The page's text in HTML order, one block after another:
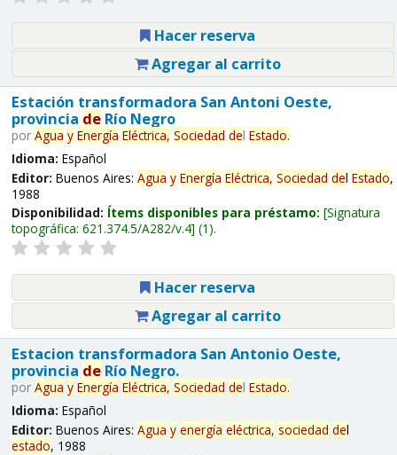
Hacer reserva
Agregar al carrito
Estación transformadora San Antoni Oeste,
provincia deRío Negro
por Agua y Energía Eléctrica, Sociedad del Estado.
Idioma: Español
Editor: Buenos Aires: Agua y Energía Eléctrica, Sociedad del Estado,
1988
Disponibilidad: Ítems disponibles para préstamo: Signatura
topográfica: 621.374.5/A282/v.4 (1).
Hacer reserva
Agregar al carrito
Estacion transformadora San Antonio Oeste,
provincia deRío Negro.
por Agua y Energía Eléctrica, Sociedad del Estado.
Idioma: Español
Editor: Buenos Aires: Agua y energía eléctrica, sociedad del
estado, 1988